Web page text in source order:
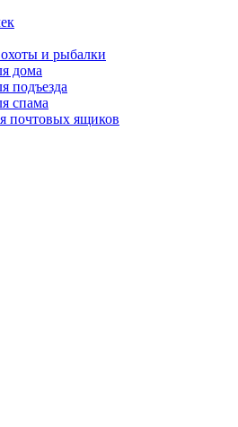
и рыбалки
дома
подъезда
спама
почтовых ящиков